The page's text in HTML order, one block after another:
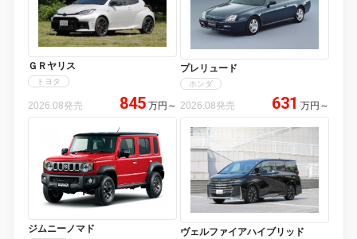
ＧＲヤリス
トヨタ
2026.08発売 845 万円 ～
プレリュード
ホンダ
2026.08発売 631 万円 ～
ジムニーノマド ヴェルファイアハイブリッド